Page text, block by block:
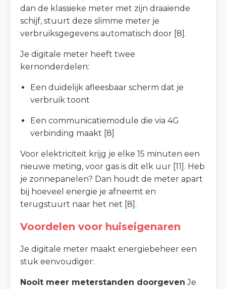
dan de klassieke meter met zijn draaiende
schijf, stuurt deze slimme meter je
verbruiksgegevens automatisch door [8].
Je digitale meter heeft twee
kernonderdelen:
Een duidelijk afleesbaar scherm dat je
verbruik toont
Een communicatiemodule die via 4G
verbinding maakt [8]
Voor elektriciteit krijg je elke 15 minuten een
nieuwe meting, voor gas is dit elk uur [11]. Heb
je zonnepanelen? Dan houdt de meter apart
bij hoeveel energie je afneemt en
terugstuurt naar het net [8].
Voordelen voor huiseigenaren
Je digitale meter maakt energiebeheer een
stuk eenvoudiger:
Nooit meer meterstanden doorgeven Je